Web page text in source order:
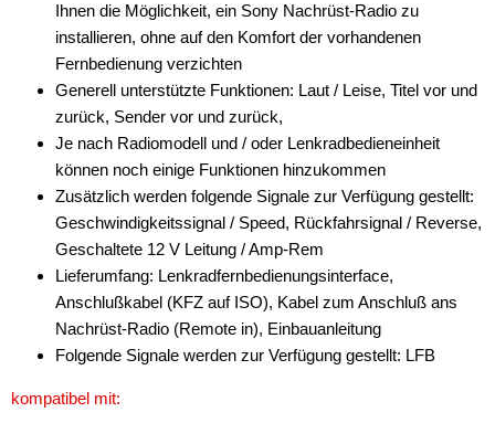
Antennenzubehör
Aux-In-Adapter
CAN-BUS-Adapter
für Alfa Romeo
alle Signale + LFB
Alpine
Blaupunkt
Ihnen die Möglichkeit, ein Sony Nachrüst-Radio zu
installieren, ohne auf den Komfort der vorhandenen
Fernbedienung verzichten
Generell unterstützte Funktionen: Laut / Leise, Titel vor und
zurück, Sender vor und zurück,
Je nach Radiomodell und / oder Lenkradbedieneinheit
können noch einige Funktionen hinzukommen
Zusätzlich werden folgende Signale zur Verfügung gestellt:
Geschwindigkeitssignal / Speed, Rückfahrsignal / Reverse,
Geschaltete 12 V Leitung / Amp-Rem
Lieferumfang: Lenkradfernbedienungsinterface,
Anschlußkabel (KFZ auf ISO), Kabel zum Anschluß ans
Nachrüst-Radio (Remote in), Einbauanleitung
Folgende Signale werden zur Verfügung gestellt: LFB
kompatibel mit: